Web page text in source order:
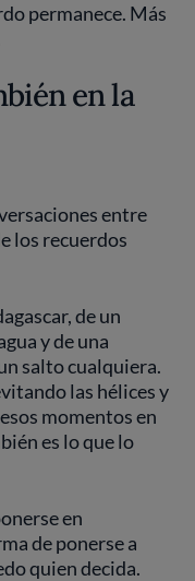
permanece. Más
en la
entre
los recuerdos
de un
y de una
salto cualquiera.
las hélices y
momentos en
es lo que lo
en
de ponerse a
quien decida.